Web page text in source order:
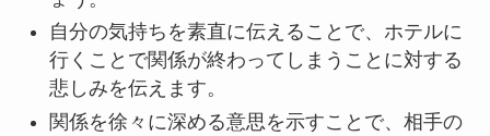
自分の気持ちを素直に伝えることで、ホテルに
行くことで関係が終わってしまうことに対する
悲しみを伝えます。
関係を徐々に深める意思を示すことで、相手の